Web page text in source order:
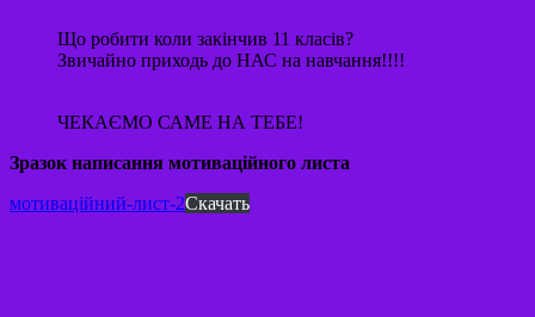
Що робити коли закінчив 11 класів?
Звичайно приходь до НАС на навчання!!!!
ЧЕКАЄМО САМЕ НА ТЕБЕ!
Зразок написання мотиваційного листа
мотиваційний-лист-2Скачать